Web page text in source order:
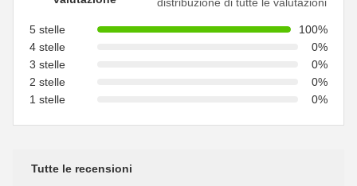
5 stelle
100%
4 stelle
0%
3 stelle
0%
2 stelle
0%
1 stelle
0%
Tutte le recensioni